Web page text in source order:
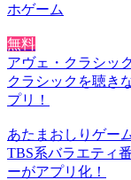
ホゲーム
無料
アヴェ・クラシッ
クラシックを聴き
プリ！
あたまおしりゲー
TBS系バラエティ
ーがアプリ化！